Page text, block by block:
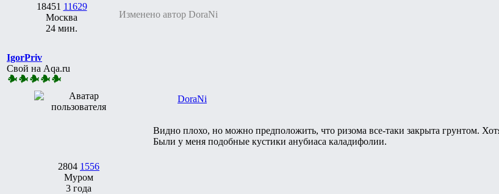
18451 11629
Москва
24 мин.
Изменено автор DoraNi
IgorPriv
Свой на Aqa.ru
2804 1556
Муром
3 года
DoraNi
Видно плохо, но можно предположить, что ризома все-таки закрыта грунтом.
Были у меня подобные кустики анубиаса каладифолии.